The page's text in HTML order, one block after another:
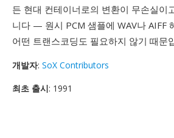
든 현대 컨테이너로의 변환이 무손실이
니다 — 원시 PCM 샘플에 WAV나 AIFF
어떤 트랜스코딩도 필요하지 않기 때문
개발자: SoX Contributors
최초 출시: 1991